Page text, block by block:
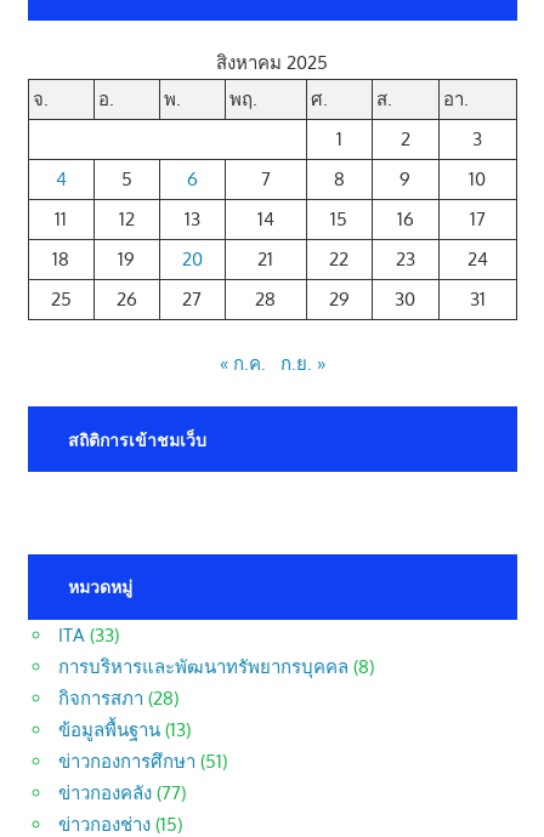
สิงหาคม 2025
จ.
อ. พ. พฤ. ศ. ส.
อา.
1
2
3
4
5 6 7 8 9
10
11
12 13 14 15 16
17
18
19 20 21 22 23
24
25
26 27 28 29 30 31
« ก.ค. ก.ย. »
สถิติการเข้าชมเว็บ
หมวดหมู่
ITA (33)
การบริหารและพัฒนาทรัพยากรบุคคล (8)
กิจการสภา (28)
ข้อมูลพื้นฐาน (13)
ข่าวกองการศึกษา (51)
ข่าวกองคลัง (77)
ข่าวกองช่าง (15)